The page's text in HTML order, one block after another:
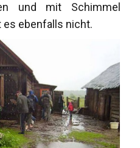
und mit Schimmel
es ebenfalls nicht.